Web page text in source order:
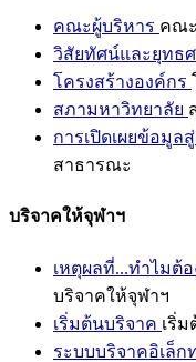
คณะผู้บริหาร คณ
วิสัยทัศน์และยุทธ
โครงสร้างองค์กร
สภามหาวิทยาลัย
การเปิดเผยข้อมูล
สาธารณะ
บริจาคให้จุฬาฯ
เหตุผลที่...ทำไมต้
บริจาคให้จุฬาฯ
เริ่มต้นบริจาค เริ่
ระบบบริจาคอิเล็ก